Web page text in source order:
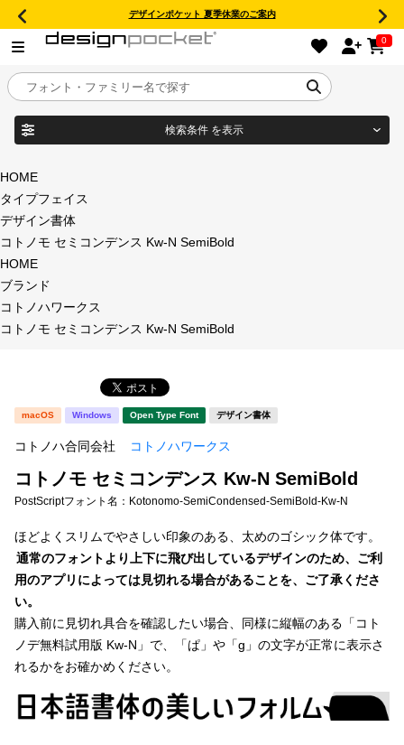
デザインポケット 夏季休業のご案内
0
目的別フォントガイド
特集
年間ライセンス商品
新着一覧
カート
マイページ
お気に入り
ご利用ガイド
よくあるご質問
検索条件 を表示
商品名
タイプフェイス
明朝体
角ゴシック
宋朝体 清朝体
教科書体 行書体
草書体 勘亭流
すべてを表示
太さ・ウェイト
HOME
タイプフェイス
デザイン書体
コトノモ セミコンデンス Kw-N SemiBold
HOME
ブランド
コトノハワークス
コトノモ セミコンデンス Kw-N SemiBold
macOS Windows Open Type Font デザイン書体
コトノハ合同会社 コトノハワークス
コトノモ セミコンデンス Kw-N SemiBold
PostScriptフォント名： Kotonomo-SemiCondensed-SemiBold-Kw-N
ほどよくスリムでやさしい印象のある、太めのゴシック体です。
通常のフォントより上下に飛び出しているデザインのため、ご利
用のアプリによっては見切れる場合があることを、ご了承くださ
い。
購入前に見切れ具合を確認したい場合、同様に縦幅のある「コト
ノデ無料試用版 Kw-N」で、「ぱ」や「g」の文字が正常に表示さ
れるかをお確かめください。